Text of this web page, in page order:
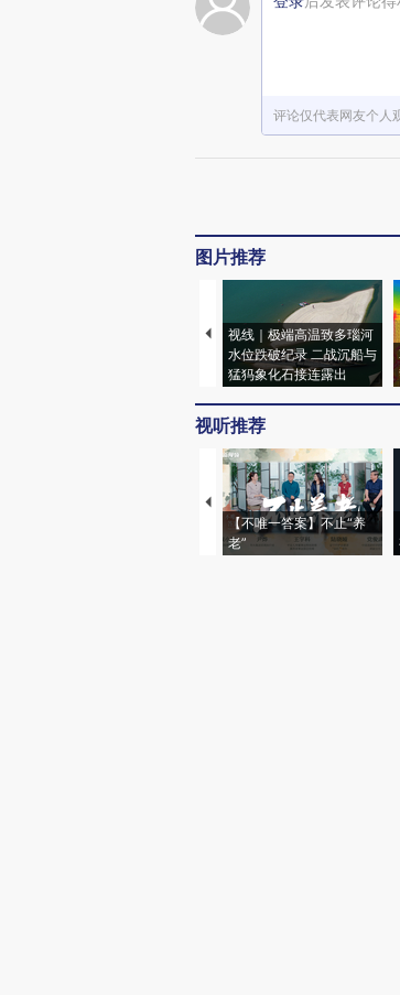
评论仅代表网友个人
图片推荐
视线｜极端高温致多瑙河
水位跌破纪录 二战沉船与
猛犸象化石接连露出
视听推荐
【不唯一答案】不止“养
老”